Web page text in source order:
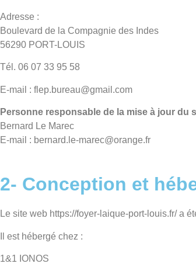
Adresse :
Boulevard de la Compagnie des Indes
56290 PORT-LOUIS
Tél. 06 07 33 95 58
E-mail : flep.bureau@gmail.com
Personne responsable de la mise à jour du
Bernard Le Marec
E-mail : bernard.le-marec@orange.fr
2- Conception et
Le site web https://foyer-laique-port-louis.fr/ a
Il est hébergé chez :
1&1 IONOS